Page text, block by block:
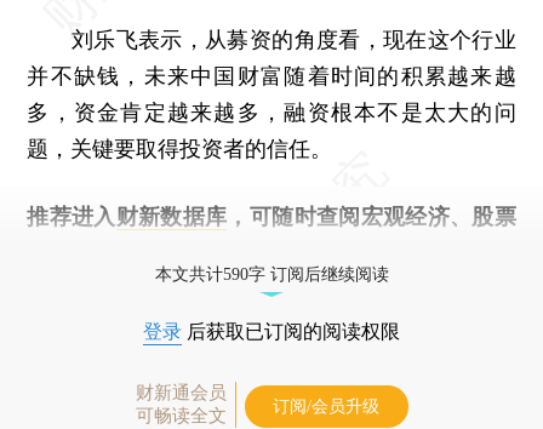
刘乐飞表示，从募资的角度看，现在这个行业
并不缺钱，未来中国财富随着时间的积累越来越
多，资金肯定越来越多，融资根本不是太大的问
题，关键要取得投资者的信任。
推荐进入 财新数据库 ，可随时查阅宏观经济、股票
本文共计590字 订阅后继续阅读
登录 后获取已订阅的阅读权限
财新通会员
可畅读全文
订阅/会员升级